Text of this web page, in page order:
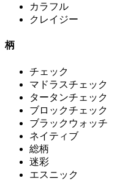
カラフル
クレイジー
柄
チェック
マドラスチェック
タータンチェック
ブロックチェック
ブラックウォッチ
ネイティブ
総柄
迷彩
エスニック